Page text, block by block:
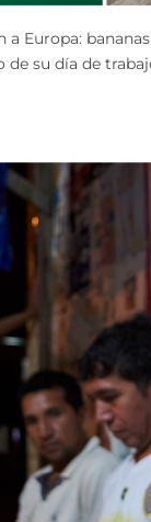
Europa:
de su día de